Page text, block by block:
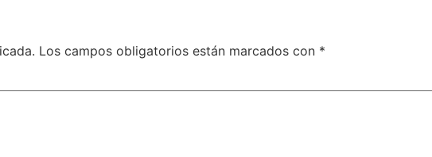
Los campos obligatorios están marcados con *